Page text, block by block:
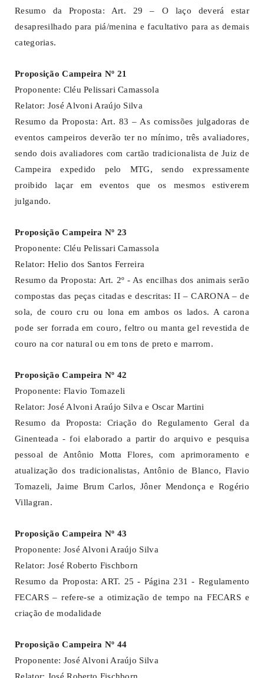
Resumo da Proposta: Art. 29 – O laço deverá estar
desapresilhado para piá/menina e facultativo para as demais
categorias.
Proposição Campeira Nº 21
Proponente: Cléu Pelissari Camassola
Relator: José Alvoni Araújo Silva
Resumo da Proposta: Art. 83 – As comissões julgadoras de
eventos campeiros deverão ter no mínimo, três avaliadores,
sendo dois avaliadores com cartão tradicionalista de Juiz de
Campeira expedido pelo MTG, sendo expressamente
proibido laçar em eventos que os mesmos estiverem
julgando.
Proposição Campeira Nº 23
Proponente: Cléu Pelissari Camassola
Relator: Helio dos Santos Ferreira
Resumo da Proposta: Art. 2º - As encilhas dos animais serão
compostas das peças citadas e descritas: II – CARONA – de
sola, de couro cru ou lona em ambos os lados. A carona
pode ser forrada em couro, feltro ou manta gel revestida de
couro na cor natural ou em tons de preto e marrom.
Proposição Campeira Nº 42
Proponente: Flavio Tomazeli
Relator: José Alvoni Araújo Silva e Oscar Martini
Resumo da Proposta: Criação do Regulamento Geral da
Ginenteada - foi elaborado a partir do arquivo e pesquisa
pessoal de Antônio Motta Flores, com aprimoramento e
atualização dos tradicionalistas, Antônio de Blanco, Flavio
Tomazeli, Jaime Brum Carlos, Jôner Mendonça e Rogério
Villagran.
Proposição Campeira Nº 43
Proponente: José Alvoni Araújo Silva
Relator: José Roberto Fischborn
Resumo da Proposta: ART. 25 - Página 231 - Regulamento
FECARS – refere-se a otimização de tempo na FECARS e
criação de modalidade
Proposição Campeira Nº 44
Proponente: José Alvoni Araújo Silva
Relator: José Roberto Fischborn